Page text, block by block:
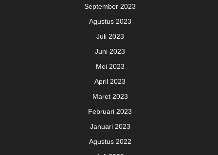
September 2023
Agustus 2023
Juli 2023
Juni 2023
Mei 2023
April 2023
Maret 2023
Februari 2023
Januari 2023
Agustus 2022